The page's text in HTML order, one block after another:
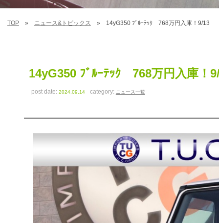
TOP ニュース&トピックス 14yG350 ﾌﾞﾙｰﾃｯｸ 768万円入庫！9/13
14yG350 ﾌﾞﾙｰﾃｯｸ 768万円入庫！
post date:2024.09.14 category: ニュース一覧